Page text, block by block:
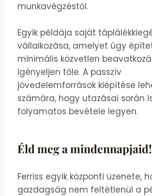
munkavégzéstől.
Egyik példája saját
vállalkozása, amelyet úgy
minimális közvetlen
igényeljen tőle. A passzív
jövedelemforrások kiépítése
számára, hogy utazásai során
folyamatos bevétele legyen.
Éld meg a mindennapjaid!
Ferriss egyik központi üzenete,
gazdagság nem feltétlenül a